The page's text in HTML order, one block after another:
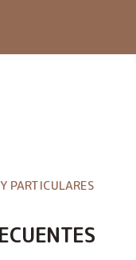
PARTICULARES